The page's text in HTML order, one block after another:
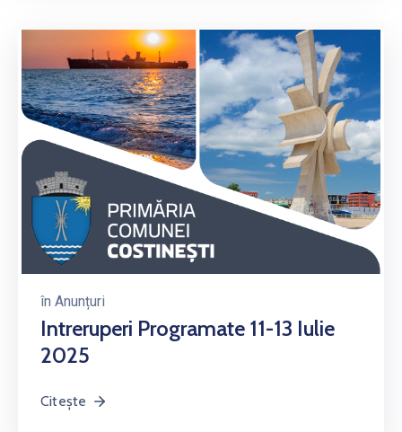
în Anunțuri
Intreruperi Programate 11-13 Iulie
2025
Citește